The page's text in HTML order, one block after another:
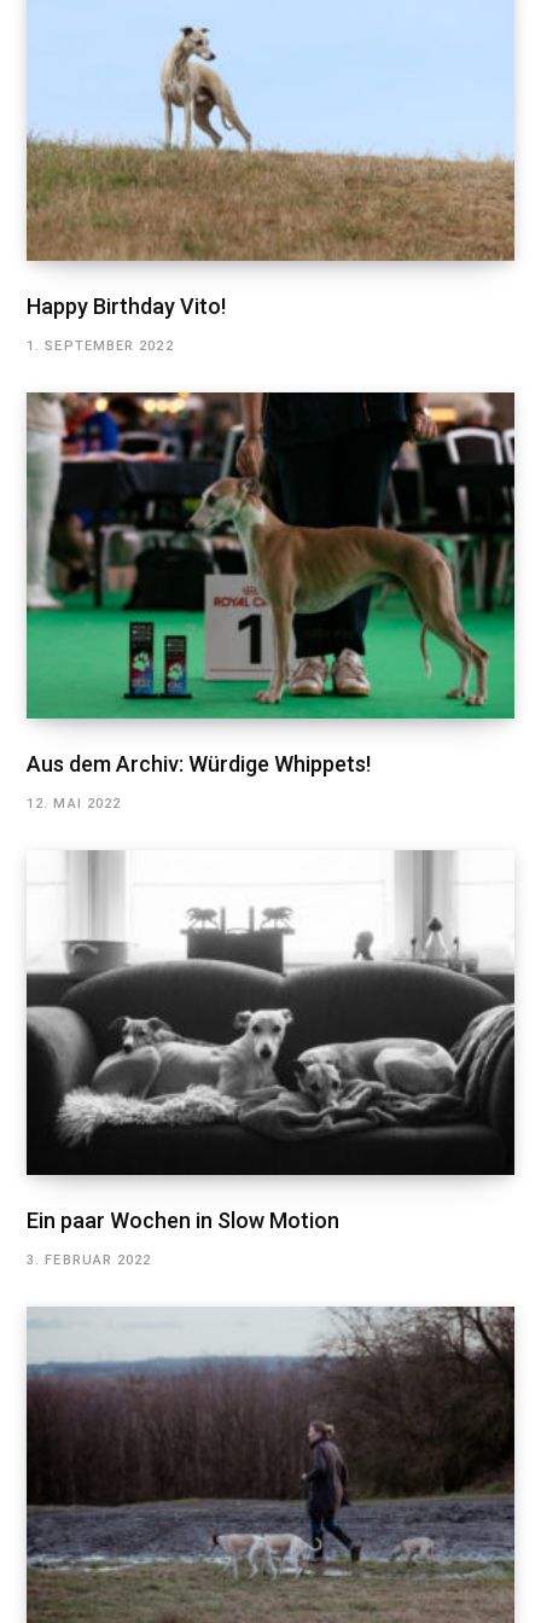
Happy Birthday Vito!
1. SEPTEMBER 2022
Aus dem Archiv: Würdige Whippets!
12. MAI 2022
Ein paar Wochen in Slow Motion
3. FEBRUAR 2022